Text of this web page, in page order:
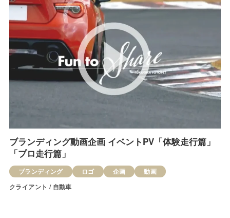
ブランディング動画企画 イベントPV「体験走行篇」
「プロ走行篇」
ブランディング ロゴ 企画
動画
クライアント / 自動車